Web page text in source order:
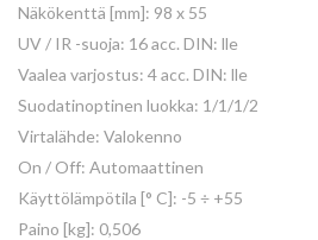
Näkökenttä [mm]: 98 x 55
UV / IR -suoja: 16 acc. DIN: lle
Vaalea varjostus: 4 acc. DIN: lle
Suodatinoptinen luokka: 1/1/1/2
Virtalähde: Valokenno
On / Off: Automaattinen
Käyttölämpötila [° C]: -5 ÷ +55
Paino [kg]: 0,506